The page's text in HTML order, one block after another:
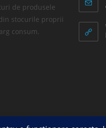
de produsele
stocurile proprii
consum.